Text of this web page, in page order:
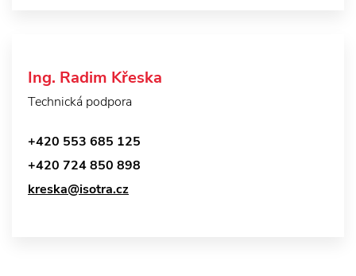
Ing. Radim Křeska
Technická podpora
+420 553 685 125
+420 724 850 898
kreska@isotra.cz